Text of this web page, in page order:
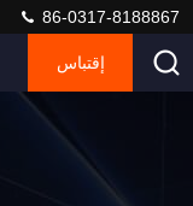
86-0317-8188867
إقتباس